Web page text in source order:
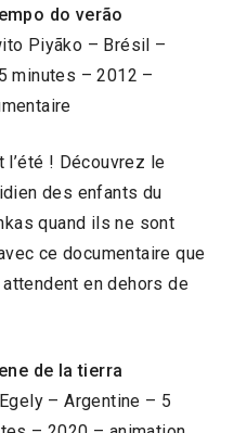
do verão
Piyãko – Brésil –
minutes – 2012 –
l’été ! Découvrez le
des enfants du
quand ils ne sont
ce documentaire que
en dehors de
de la tierra
– Argentine – 5